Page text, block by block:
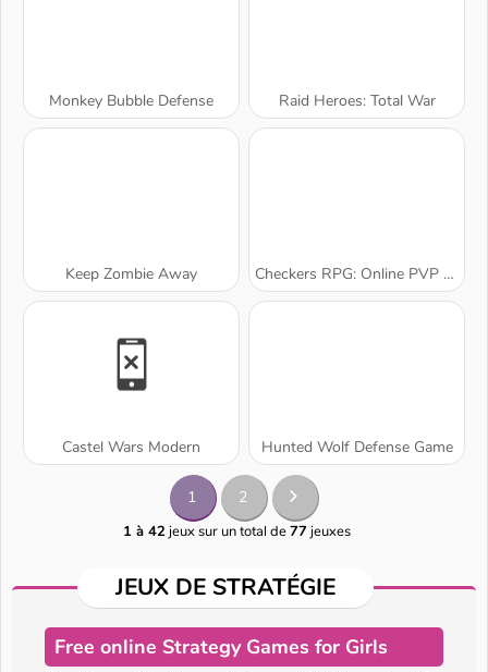
Monkey Bubble Defense Raid Heroes: Total War
Keep Zombie Away Checkers RPG: Online PVP Battle
Castel Wars Modern Hunted Wolf Defense Game
1 2
1 à 42jeux sur un total de77jeuxes
JEUX DE STRATÉGIE
Free online Strategy Games for Girls